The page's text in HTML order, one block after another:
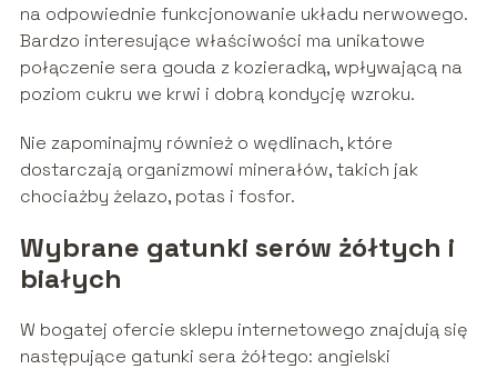
na odpowiednie funkcjonowanie układu nerwowego.
Bardzo interesujące właściwości ma unikatowe
połączenie sera gouda z kozieradką, wpływającą na
poziom cukru we krwi i dobrą kondycję wzroku.
Nie zapominajmy również o wędlinach, które
dostarczają organizmowi minerałów, takich jak
chociażby żelazo, potas i fosfor.
Wybrane gatunki serów żółtych i
białych
W bogatej ofercie sklepu internetowego znajdują się
następujące gatunki sera żółtego: angielski